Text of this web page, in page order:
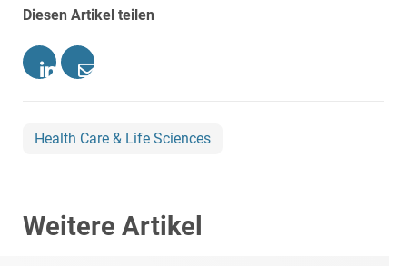
Diesen Artikel teilen
Health Care & Life Sciences
Weitere Artikel